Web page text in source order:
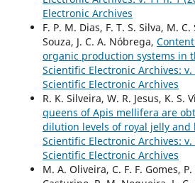
Electronic Archives
F. P. M. Dias, F. T. S. Silva, M.
Souza, J. C. A. Nóbrega,
organic production systems in
Scientific Electronic Archives: v.
Scientific Electronic Archives
R. K. Silveira, W. R. Jesus, K. S.
queens of Apis mellifera are
dilution levels of royal jelly and
Scientific Electronic Archives: v.
Scientific Electronic Archives
M. A. Oliveira, C. F. F. Gomes,